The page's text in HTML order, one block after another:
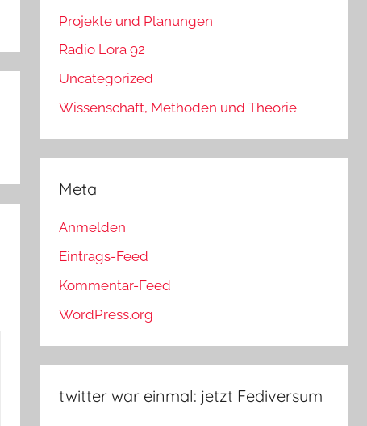
Projekte und Planungen
Radio Lora 92
Uncategorized
Wissenschaft, Methoden und Theorie
Meta
Anmelden
Eintrags-Feed
Kommentar-Feed
WordPress.org
twitter war einmal: jetzt Fediversum